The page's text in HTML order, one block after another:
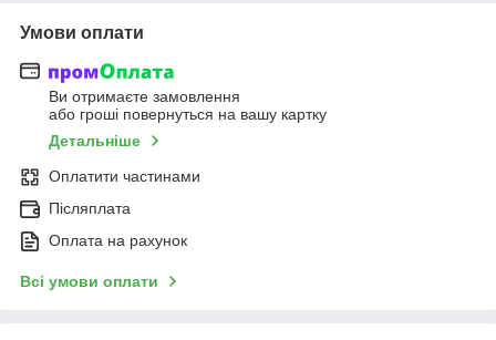
Умови оплати
Ви отримаєте замовлення
або гроші повернуться на вашу картку
Детальніше
Оплатити частинами
Післяплата
Оплата на рахунок
Всі умови оплати